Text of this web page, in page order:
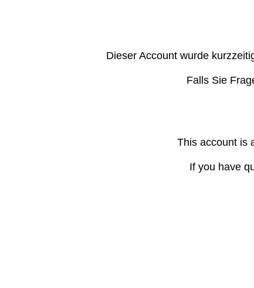
Dieser Account wurde
Falls Sie
This account is
If you have